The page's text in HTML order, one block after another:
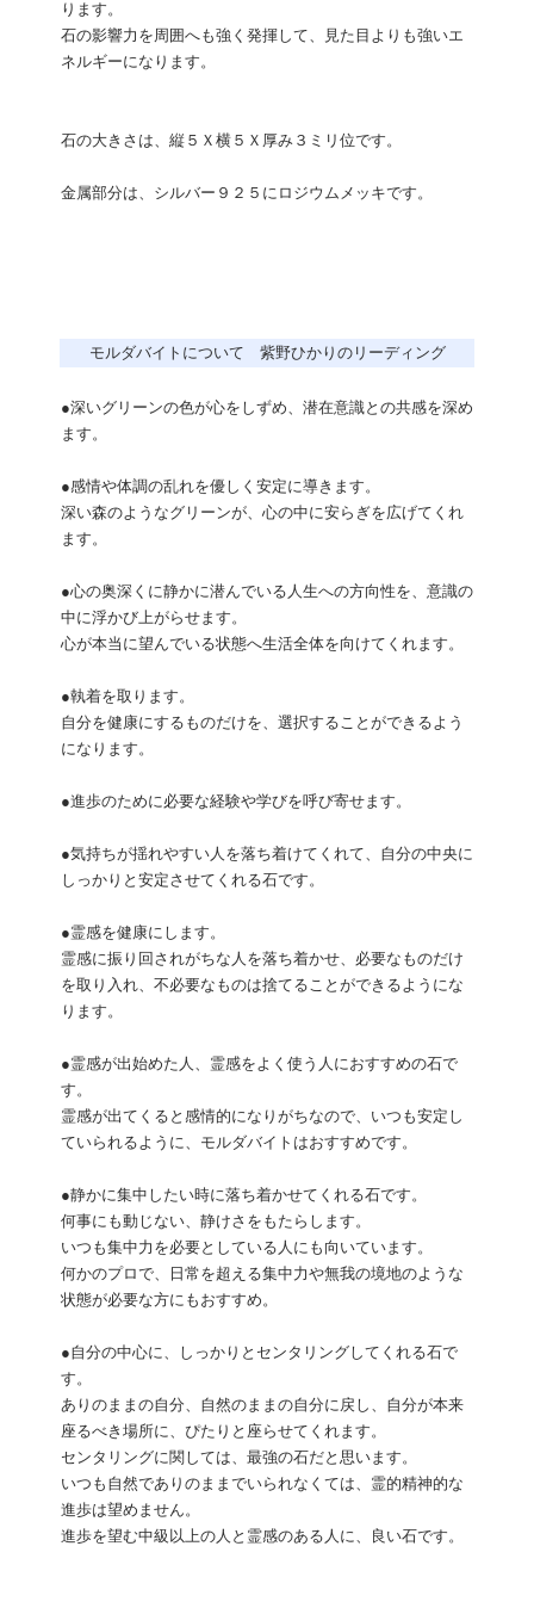
ります。
石の影響力を周囲へも強く発揮して、見た目よりも強いエ
ネルギーになります。
石の大きさは、縦５Ｘ横５Ｘ厚み３ミリ位です。
金属部分は、シルバー９２５にロジウムメッキです。
モルダバイトについて 紫野ひかりのリーディング
●深いグリーンの色が心をしずめ、潜在意識との共感を深め
ます。
●感情や体調の乱れを優しく安定に導きます。
深い森のようなグリーンが、心の中に安らぎを広げてくれ
ます。
●心の奥深くに静かに潜んでいる人生への方向性を、意識の
中に浮かび上がらせます。
心が本当に望んでいる状態へ生活全体を向けてくれます。
●執着を取ります。
自分を健康にするものだけを、選択することができるよう
になります。
●進歩のために必要な経験や学びを呼び寄せます。
●気持ちが揺れやすい人を落ち着けてくれて、自分の中央に
しっかりと安定させてくれる石です。
●霊感を健康にします。
霊感に振り回されがちな人を落ち着かせ、必要なものだけ
を取り入れ、不必要なものは捨てることができるようにな
ります。
●霊感が出始めた人、霊感をよく使う人におすすめの石で
す。
霊感が出てくると感情的になりがちなので、いつも安定し
ていられるように、モルダバイトはおすすめです。
●静かに集中したい時に落ち着かせてくれる石です。
何事にも動じない、静けさをもたらします。
いつも集中力を必要としている人にも向いています。
何かのプロで、日常を超える集中力や無我の境地のような
状態が必要な方にもおすすめ。
●自分の中心に、しっかりとセンタリングしてくれる石で
す。
ありのままの自分、自然のままの自分に戻し、自分が本来
座るべき場所に、ぴたりと座らせてくれます。
センタリングに関しては、最強の石だと思います。
いつも自然でありのままでいられなくては、霊的精神的な
進歩は望めません。
進歩を望む中級以上の人と霊感のある人に、良い石です。